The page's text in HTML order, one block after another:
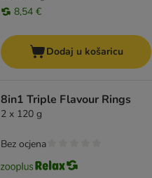
8,54 €
Dodaj u košaricu
8in1 Triple Flavour Rings
2 x 120 g
Bez ocjena